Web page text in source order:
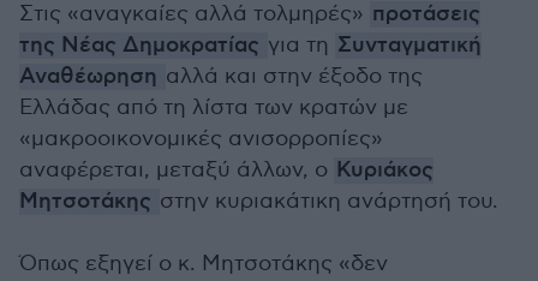
Στις «αναγκαίες αλλά τολμηρές» προτάσεις
της Νέας Δημοκρατίας για τη Συνταγματική
Αναθέωρηση αλλά και στην έξοδο της
Ελλάδας από τη λίστα των κρατών με
«μακροοικονομικές ανισορροπίες»
αναφέρεται, μεταξύ άλλων, ο Κυριάκος
Μητσοτάκης στην κυριακάτικη ανάρτησή του.
Όπως εξηγεί ο κ. Μητσοτάκης «δεν